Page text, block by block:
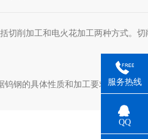
切削加工和电火花加工两种方式。
钨钢的具体性质和加工要求，选择
服务热线
QQ